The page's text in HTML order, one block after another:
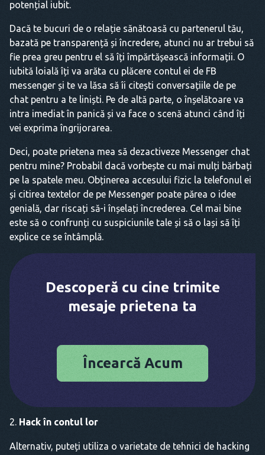
potențial iubit.
Dacă te bucuri de o relație sănătoasă cu partenerul tău,
bazată pe transparență și încredere, atunci nu ar trebui să
fie prea greu pentru el să îți împărtășească informații. O
iubită loială îți va arăta cu plăcere contul ei de FB
messenger și te va lăsa să îi citești conversațiile de pe
chat pentru a te liniști. Pe de altă parte, o înșelătoare va
intra imediat în panică și va face o scenă atunci când îți
vei exprima îngrijorarea.
Deci, poate prietena mea să dezactiveze Messenger chat
pentru mine? Probabil dacă vorbește cu mai mulți bărbați
pe la spatele meu. Obținerea accesului fizic la telefonul ei
și citirea textelor de pe Messenger poate părea o idee
genială, dar riscați să-i înșelați încrederea. Cel mai bine
este să o confrunți cu suspiciunile tale și să o lași să îți
explice ce se întâmplă.
Descoperă cu cine trimite
mesaje prietena ta
Încearcă Acum
Hack în contul lor
Alternativ, puteți utiliza o varietate de tehnici de hacking